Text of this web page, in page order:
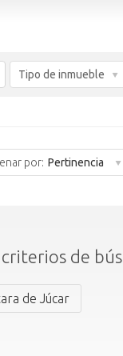
Tipo de inmueble
por: Pertinencia
de
de Júcar